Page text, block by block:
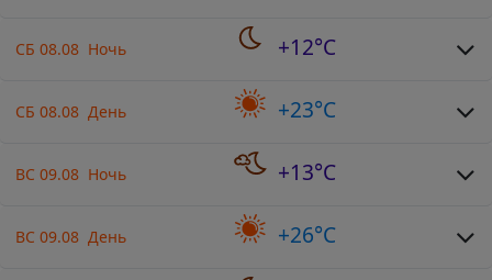
СБ 08.08 Ночь +12°C
СБ 08.08 День +23°C
ВС 09.08 Ночь +13°C
ВС 09.08 День +26°C